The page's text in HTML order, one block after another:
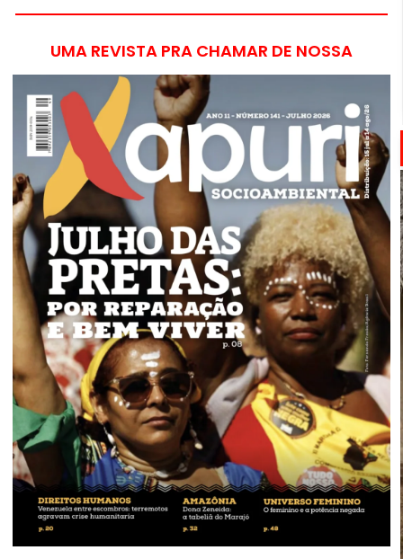
UMA REVISTA PRA CHAMAR DE NOSSA